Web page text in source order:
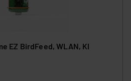
EZ BirdFeed, WLAN, KI